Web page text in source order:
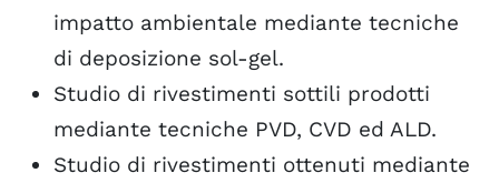
impatto ambientale mediante tecniche
di deposizione sol-gel.
Studio di rivestimenti sottili prodotti
mediante tecniche PVD, CVD ed ALD.
Studio di rivestimenti ottenuti mediante